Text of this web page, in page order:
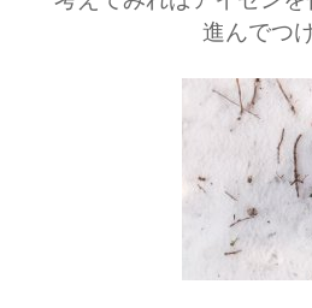
進んでつ